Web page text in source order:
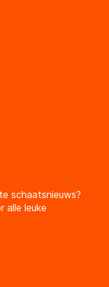
schaatsnieuws?
alle leuke